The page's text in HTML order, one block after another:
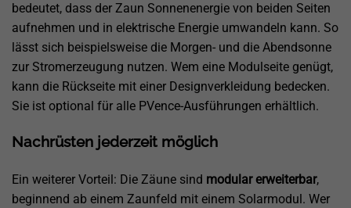
bedeutet, dass der Zaun Sonnenenergie von beiden Seiten
aufnehmen und in elektrische Energie umwandeln kann. So
lässt sich beispielsweise die Morgen- und die Abendsonne
zur Stromerzeugung nutzen. Wem eine Modulseite genügt,
kann die Rückseite mit einer Designverkleidung bedecken.
Sie ist optional für alle PVence-Ausführungen erhältlich.
Nachrüsten jederzeit möglich
Ein weiterer Vorteil: Die Zäune sind modular erweiterbar,
beginnend ab einem Zaunfeld mit einem Solarmodul. Wer